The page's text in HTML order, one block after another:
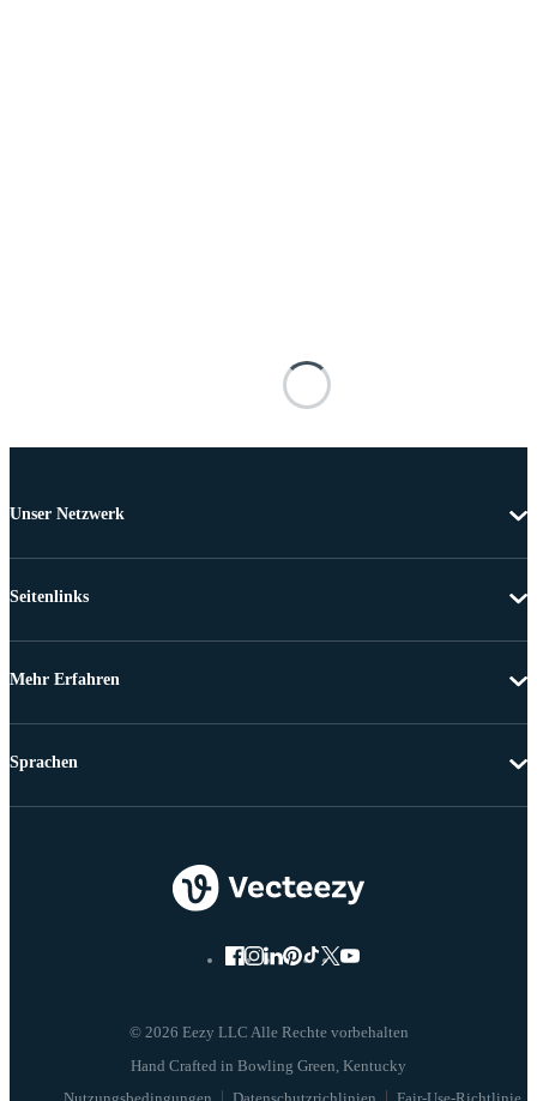
Unser Netzwerk
Seitenlinks
Mehr Erfahren
© 2026 Eezy LLC Alle Rechte vorbehalten
Sprachen